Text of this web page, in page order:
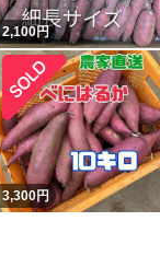
2,100円
3,300円